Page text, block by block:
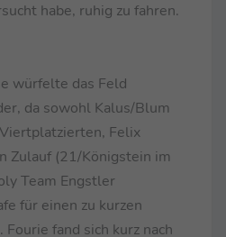
habe, ruhig zu fahren.
würfelte das Feld
da sowohl Kalus/Blum
Felix
Zulauf (21/Königstein im
Team Engstler
für einen zu kurzen
fand sich kurz nach